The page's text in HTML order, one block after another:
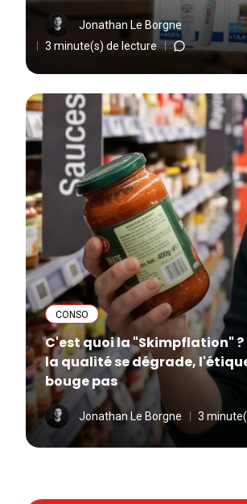
Jonathan Le Borgne
3 minute(s) de lecture
CONSO
C'est quoi la "Skimpflation" ?
la qualité se dégrade,
bouge pas
Jonathan Le Borgne 3